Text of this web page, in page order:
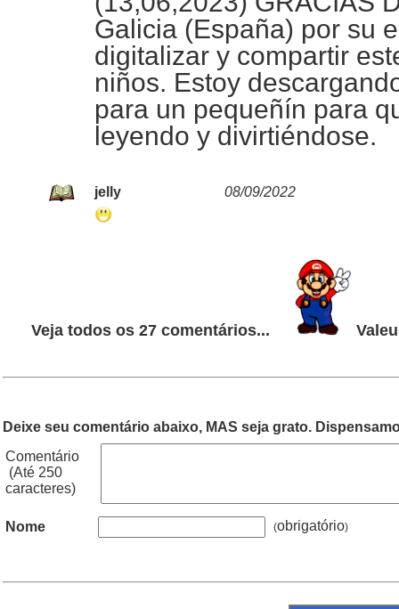
Galicia (España) por su
digitalizar y compartir
niños. Estoy
para un pequeñín para
leyendo y divirtiéndose.
jelly 08/09/2022
Veja todos os 27 comentários...
Deixe seu comentário abaixo, MAS seja grato.
Comentário
(Até 250
caracteres)
Nome (obrigatório